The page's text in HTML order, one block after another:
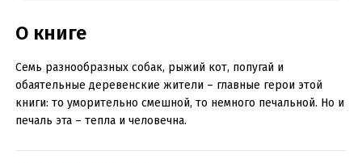
О книге
Семь разнообразных собак, рыжий кот, попугай и
обаятельные деревенские жители – главные герои этой
книги: то уморительно смешной, то немного печальной. Но и
печаль эта – тепла и человечна.